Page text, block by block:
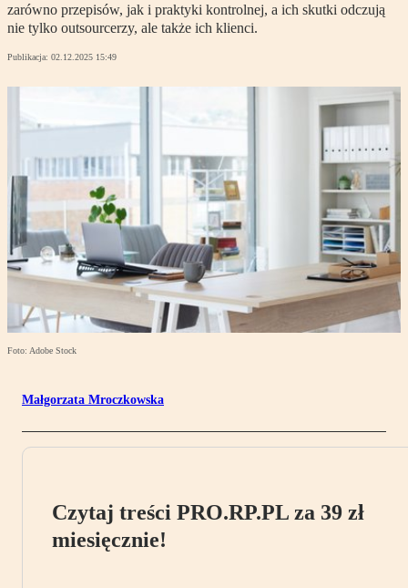
zarówno przepisów, jak i praktyki kontrolnej, a ich skutki odczują
nie tylko outsourcerzy, ale także ich klienci.
Publikacja: 02.12.2025 15:49
Foto: Adobe Stock
Małgorzata Mroczkowska
Czytaj treści PRO.RP.PL za 39 zł
miesięcznie!